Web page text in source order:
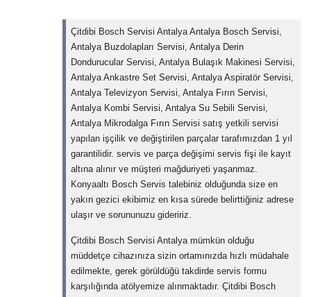
Çitdibi Bosch Servisi Antalya Antalya Bosch Servisi,
Antalya Buzdolapları Servisi, Antalya Derin
Dondurucular Servisi, Antalya Bulaşık Makinesi Servisi,
Antalya Ankastre Set Servisi, Antalya Aspiratör Servisi,
Antalya Televizyon Servisi, Antalya Fırın Servisi,
Antalya Kombi Servisi, Antalya Su Sebili Servisi,
Antalya Mikrodalga Fırın Servisi satış yetkili servisi
yapılan işçilik ve değiştirilen parçalar tarafımızdan 1 yıl
garantilidir. servis ve parça değişimi servis fişi ile kayıt
altına alınır ve müşteri mağduriyeti yaşanmaz.
Konyaaltı Bosch Servis talebiniz olduğunda size en
yakın gezici ekibimiz en kısa sürede belirttiğiniz adrese
ulaşır ve sorununuzu gideririz.
Çitdibi Bosch Servisi Antalya mümkün olduğu
müddetçe cihazınıza sizin ortamınızda hızlı müdahale
edilmekte, gerek görüldüğü takdirde servis formu
karşılığında atölyemize alınmaktadır. Çitdibi Bosch